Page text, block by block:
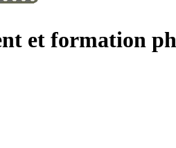
et formation